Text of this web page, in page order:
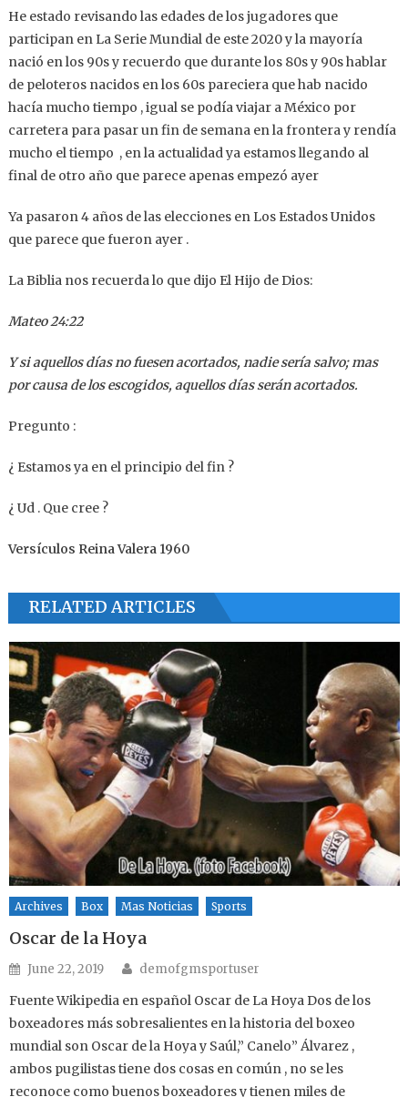
He estado revisando las edades de los jugadores que
participan en La Serie Mundial de este 2020 y la mayoría
nació en los 90s y recuerdo que durante los 80s y 90s hablar
de peloteros nacidos en los 60s pareciera que hab nacido
hacía mucho tiempo , igual se podía viajar a México por
carretera para pasar un fin de semana en la frontera y rendía
mucho el tiempo , en la actualidad ya estamos llegando al
final de otro año que parece apenas empezó ayer
Ya pasaron 4 años de las elecciones en Los Estados Unidos
que parece que fueron ayer .
La Biblia nos recuerda lo que dijo El Hijo de Dios:
Mateo 24:22
Y si aquellos días no fuesen acortados, nadie sería salvo; mas
por causa de los escogidos, aquellos días serán acortados.
Pregunto :
¿ Estamos ya en el principio del fin ?
¿ Ud . Que cree ?
Versículos Reina Valera 1960
RELATED ARTICLES
Archives Box Mas Noticias Sports
Oscar de la Hoya
Posted on
June 22, 2019 Author
demofgmsportuser
Fuente Wikipedia en español Oscar de La Hoya Dos de los
boxeadores más sobresalientes en la historia del boxeo
mundial son Oscar de la Hoya y Saúl,” Canelo” Álvarez ,
ambos pugilistas tiene dos cosas en común , no se les
reconoce como buenos boxeadores y tienen miles de